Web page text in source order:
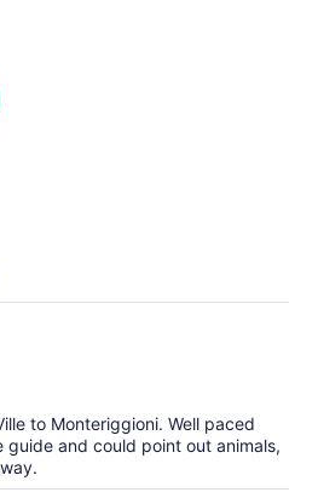
to Monteriggioni. Well paced
guide and could point out animals,